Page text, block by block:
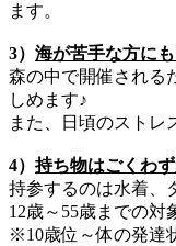
ます。
3） 海が苦手な方に
森の中で開催される
しめます♪
また、日頃のストレ
4） 持ち物はごくわず
持参するのは水着、
12歳～55歳までの対
※10歳位～体の発達